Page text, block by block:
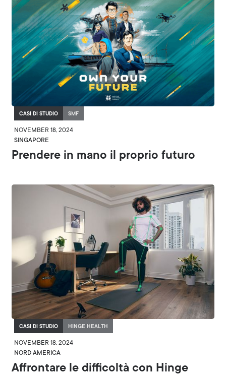
CASI DI STUDIO SMF
NOVEMBER 18, 2024
SINGAPORE
Prendere in mano il proprio futuro
CASI DI STUDIO HINGE HEALTH
NOVEMBER 18, 2024
NORD AMERICA
Affrontare le difficoltà con Hinge